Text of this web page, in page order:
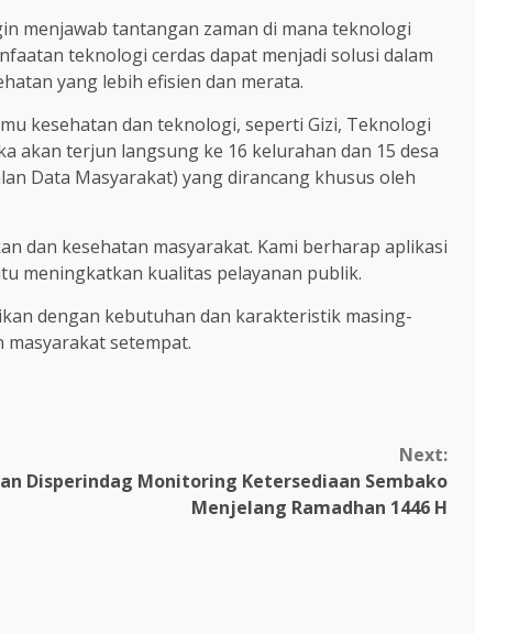
menjawab tantangan zaman di mana teknologi
teknologi cerdas dapat menjadi solusi dalam
yang lebih efisien dan merata.
kesehatan dan teknologi, seperti Gizi, Teknologi
akan terjun langsung ke 16 kelurahan dan 15 desa
Data Masyarakat) yang dirancang khusus oleh
dan kesehatan masyarakat. Kami berharap aplikasi
meningkatkan kualitas pelayanan publik.
dengan kebutuhan dan karakteristik masing-
setempat.
Next:
Disperindag Monitoring Ketersediaan Sembako
Menjelang Ramadhan 1446 H